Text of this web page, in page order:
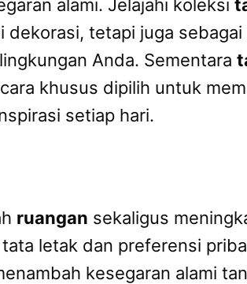
alami. Jelajahi koleksi
tetapi juga
Anda. Sementara
khusus dipilih untuk
setiap hari.
ruangan sekaligus
letak dan preferensi
kesegaran alami